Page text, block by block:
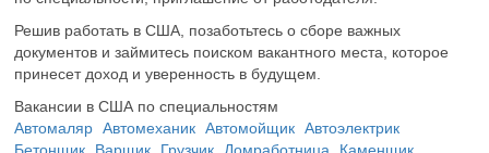
Решив работать в США, позаботьтесь о сборе важных
документов и займитесь поиском вакантного места, которое
принесет доход и уверенность в будущем.
Вакансии в США по специальностям
Автомаляр Автомеханик Автомойщик Автоэлектрик